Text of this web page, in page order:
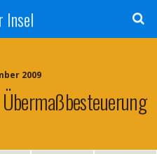
Insel
2009